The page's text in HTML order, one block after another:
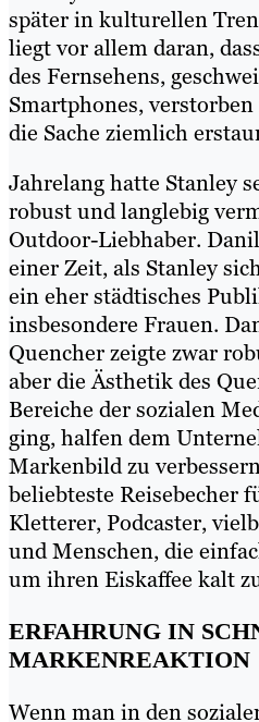
später in kulturellen
liegt vor allem daran,
des Fernsehens,
Smartphones,
die Sache ziemlich
Jahrelang hatte Stanley
robust und langlebig
Outdoor-Liebhaber.
einer Zeit, als Stanley
ein eher städtisches
insbesondere Frauen.
Quencher zeigte zwar
aber die Ästhetik des
Bereiche der sozialen
ging, halfen dem
Markenbild zu
beliebteste Reisebecher
Kletterer, Podcaster,
und Menschen, die
um ihren Eiskaffee kalt
ERFAHRUNG IN
MARKENREAKTION
Wenn man in den